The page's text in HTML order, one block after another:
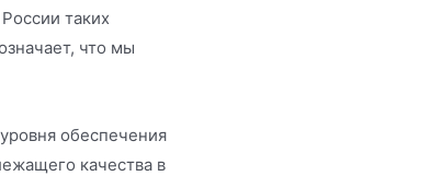
таких
что мы
обеспечения
качества в